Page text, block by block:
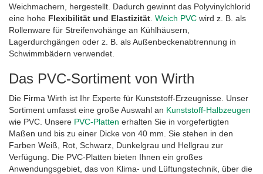
Weichmachern, hergestellt. Dadurch gewinnt das Polyvinylchlorid
eine hohe Flexibilität und Elastizität Weich PVC wird z. B. als
Rollenware für Streifenvohänge an Kühlhäusern,
Lagerdurchgängen oder z. B. als Außenbeckenabtrennung in
Schwimmbädern verwendet.
Das PVC-Sortiment von Wirth
Die Firma Wirth ist Ihr Experte für Kunststoff-Erzeugnisse. Unser
Sortiment umfasst eine große Auswahl an Kunststoff-Halbzeugen
wie PVC. Unsere PVC-Platten erhalten Sie in vorgefertigten
Maßen und bis zu einer Dicke von 40 mm. Sie stehen in den
Farben Weiß, Rot, Schwarz, Dunkelgrau und Hellgrau zur
Verfügung. Die PVC-Platten bieten Ihnen ein großes
Anwendungsgebiet, das von Klima- und Lüftungstechnik, über die